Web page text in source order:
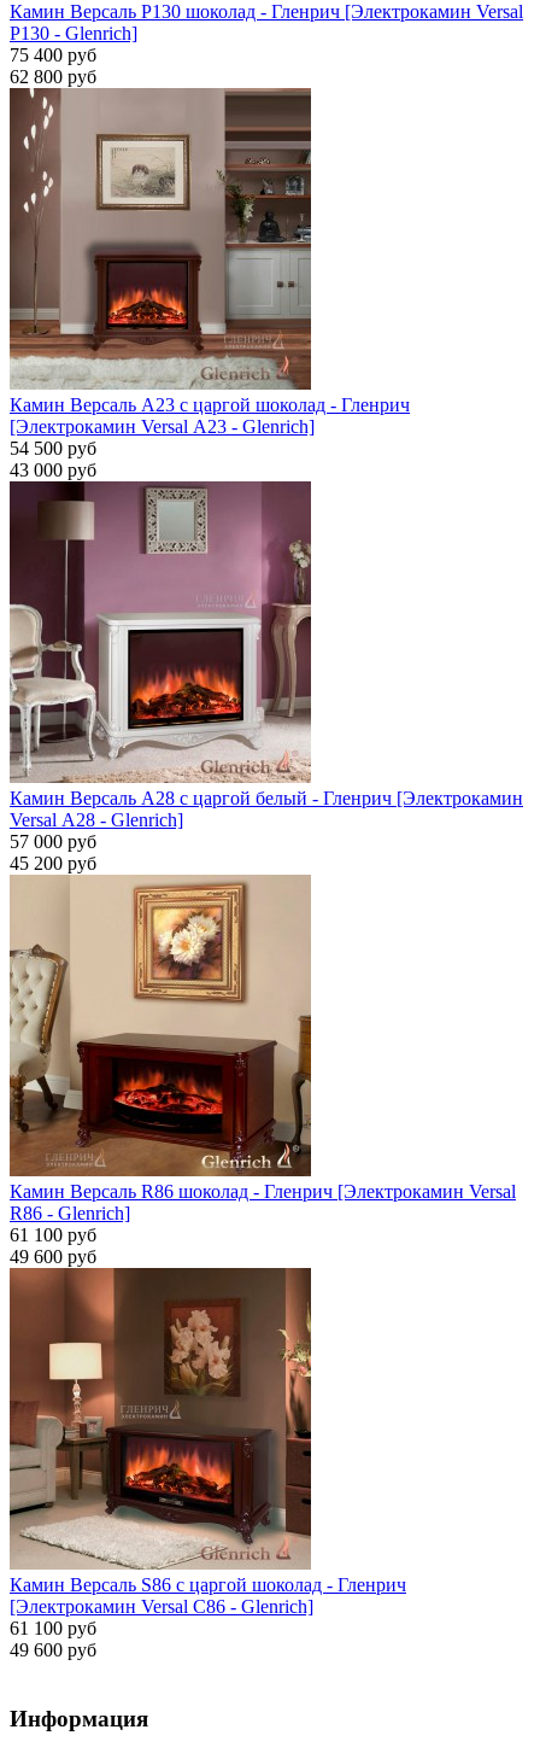
Камин Версаль P130 шоколад - Гленрич [Электрокамин Versal
P130 - Glenrich]
75 400 руб
62 800 руб
Камин Версаль A23 с царгой шоколад - Гленрич
[Электрокамин Versal А23 - Glenrich]
54 500 руб
43 000 руб
Камин Версаль A28 с царгой белый - Гленрич [Электрокамин
Versal А28 - Glenrich]
57 000 руб
45 200 руб
Камин Версаль R86 шоколад - Гленрич [Электрокамин Versal
R86 - Glenrich]
61 100 руб
49 600 руб
Камин Версаль S86 с царгой шоколад - Гленрич
[Электрокамин Versal С86 - Glenrich]
61 100 руб
49 600 руб
Информация